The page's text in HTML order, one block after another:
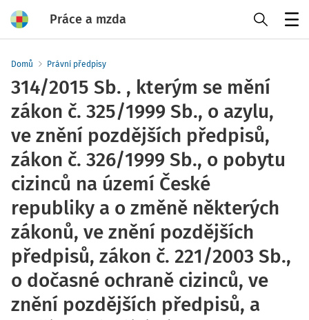
Práce a mzda
Domů Právní předpisy
314/2015 Sb. , kterým se mění
zákon č. 325/1999 Sb., o azylu,
ve znění pozdějších předpisů,
zákon č. 326/1999 Sb., o pobytu
cizinců na území České
republiky a o změně některých
zákonů, ve znění pozdějších
předpisů, zákon č. 221/2003 Sb.,
o dočasné ochraně cizinců, ve
znění pozdějších předpisů, a